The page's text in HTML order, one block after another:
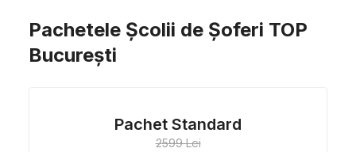
Pachetele Școlii de Șoferi TOP
București
Pachet Standard
2599 Lei